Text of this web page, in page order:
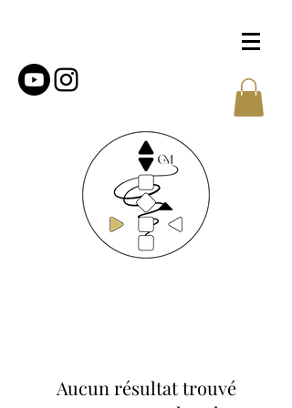
Aucun résultat trouvé